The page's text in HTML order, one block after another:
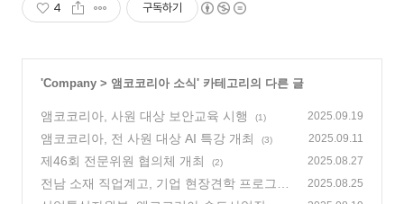
4 구독하기
'Company > 앰코코리아 소식' 카테고리의 다른 글
앰코코리아, 사원 대상 보안교육 시행 (1) 2025.09.19
앰코코리아, 전 사원 대상 AI 특강 개최 (3) 2025.09.11
제46회 전문위원 협의체 개최 (2) 2025.08.27
전남 소재 직업계고, 기업 현장견학 프로그램
2025.08.25